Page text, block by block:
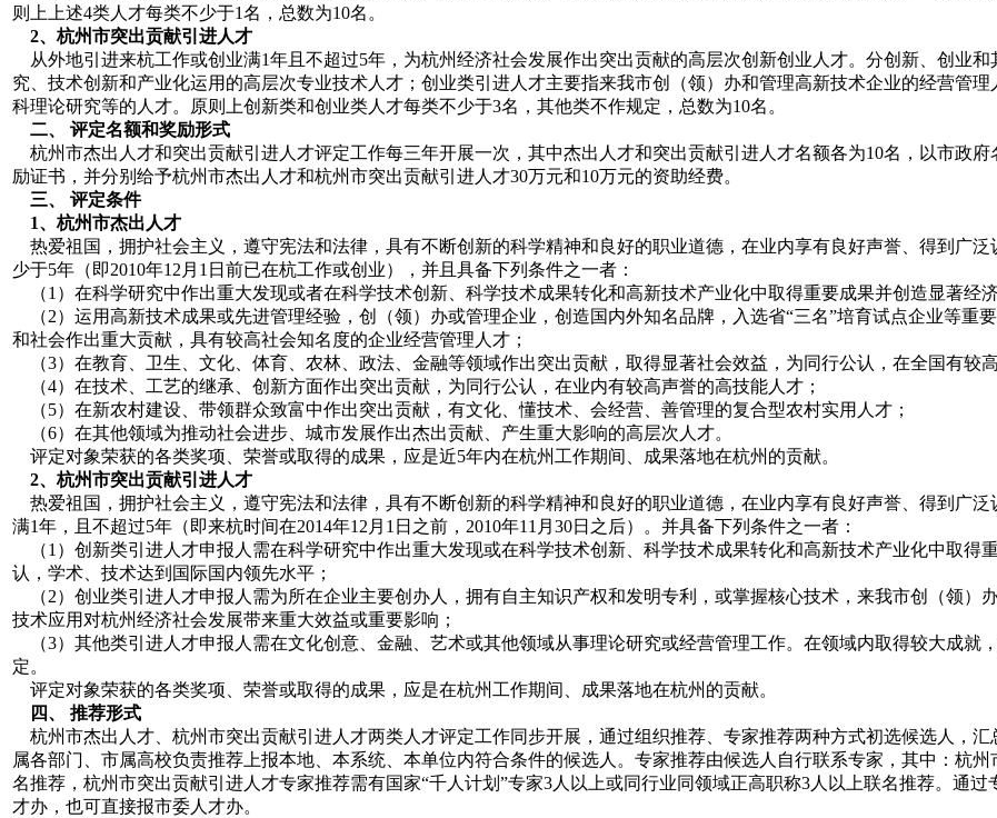
则上上述4类人才每类不少于1名，总数为10名。
2、杭州市突出贡献引进人才
从外地引进来杭工作或创业满1年且不超过5年，为杭州经济社会发展作出突出贡献的高层次创新创业人才。分创新、创业
究、技术创新和产业化运用的高层次专业技术人才；创业类引进人才主要指来我市创（领）办和管理高新技术企业的经营管
科理论研究等的人才。原则上创新类和创业类人才每类不少于3名，其他类不作规定，总数为10名。
二、 评定名额和奖励形式
杭州市杰出人才和突出贡献引进人才评定工作每三年开展一次，其中杰出人才和突出贡献引进人才名额各为10名，以市政
励证书，并分别给予杭州市杰出人才和杭州市突出贡献引进人才30万元和10万元的资助经费。
三、 评定条件
1、杭州市杰出人才
热爱祖国，拥护社会主义，遵守宪法和法律，具有不断创新的科学精神和良好的职业道德，在业内享有良好声誉、得到广
少于5年（即2010年12月1日前已在杭工作或创业），并且具备下列条件之一者：
（1）在科学研究中作出重大发现或者在科学技术创新、科学技术成果转化和高新技术产业化中取得重要成果并创造显著经济
（2）运用高新技术成果或先进管理经验，创（领）办或管理企业，创造国内外知名品牌，入选省“三名”培育试点企业等重
和社会作出重大贡献，具有较高社会知名度的企业经营管理人才；
（3）在教育、卫生、文化、体育、农林、政法、金融等领域作出突出贡献，取得显著社会效益，为同行公认，在全国有较
（4）在技术、工艺的继承、创新方面作出突出贡献，为同行公认，在业内有较高声誉的高技能人才；
（5）在新农村建设、带领群众致富中作出突出贡献，有文化、懂技术、会经营、善管理的复合型农村实用人才；
（6）在其他领域为推动社会进步、城市发展作出杰出贡献、产生重大影响的高层次人才。
评定对象荣获的各类奖项、荣誉或取得的成果，应是近5年内在杭州工作期间、成果落地在杭州的贡献。
2、杭州市突出贡献引进人才
热爱祖国，拥护社会主义，遵守宪法和法律，具有不断创新的科学精神和良好的职业道德，在业内享有良好声誉、得到广
满1年，且不超过5年（即来杭时间在2014年12月1日之前，2010年11月30日之后）。并具备下列条件之一者：
（1）创新类引进人才申报人需在科学研究中作出重大发现或在科学技术创新、科学技术成果转化和高新技术产业化中取得
认，学术、技术达到国际国内领先水平；
（2）创业类引进人才申报人需为所在企业主要创办人，拥有自主知识产权和发明专利，或掌握核心技术，来我市创（领）
技术应用对杭州经济社会发展带来重大效益或重要影响；
（3）其他类引进人才申报人需在文化创意、金融、艺术或其他领域从事理论研究或经营管理工作。在领域内取得较大成就
定。
评定对象荣获的各类奖项、荣誉或取得的成果，应是在杭州工作期间、成果落地在杭州的贡献。
四、 推荐形式
杭州市杰出人才、杭州市突出贡献引进人才两类人才评定工作同步开展，通过组织推荐、专家推荐两种方式初选候选人，
属各部门、市属高校负责推荐上报本地、本系统、本单位内符合条件的候选人。专家推荐由候选人自行联系专家，其中：杭
名推荐，杭州市突出贡献引进人才专家推荐需有国家“千人计划”专家3人以上或同行业同领域正高职称3人以上联名推荐。通
才办，也可直接报市委人才办。